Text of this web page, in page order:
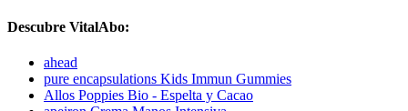
Descubre VitalAbo:
ahead
pure encapsulations Kids Immun Gummies
Allos Poppies Bio - Espelta y Cacao